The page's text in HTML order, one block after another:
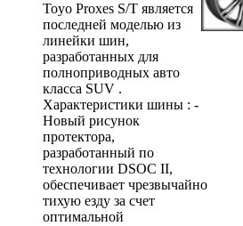
Toyo Proxes S/T является
последней моделью из
линейки шин,
разработанных для
полноприводных авто
класса SUV .
Характеристики шины : -
Новый рисунок
протектора,
разработанный по
технологии DSOC II,
обеспечивает чрезвычайно
тихую езду за счет
оптимальной